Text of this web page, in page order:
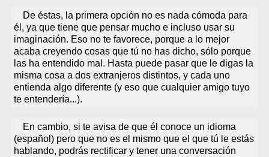
De éstas, la primera opción no es nada cómoda para
él, ya que tiene que pensar mucho e incluso usar su
imaginación. Eso no te favorece, porque a lo mejor
acaba creyendo cosas que tú no has dicho, sólo porque
las ha entendido mal. Hasta puede pasar que le digas la
misma cosa a dos extranjeros distintos, y cada uno
entienda algo diferente (y eso que cualquier amigo tuyo
te entendería...).
En cambio, si te avisa de que él conoce un idioma
(español) pero que no es el mismo que el que tú le estás
hablando, podrás rectificar y tener una conversación